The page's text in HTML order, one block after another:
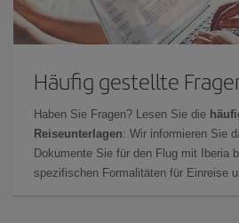
Häufig gestellte
Haben Sie Fragen? Lesen Sie die
Reiseunterlagen: Wir informieren Sie
Dokumente Sie für den Flug mit Iberia
spezifischen Formalitäten für Einreise